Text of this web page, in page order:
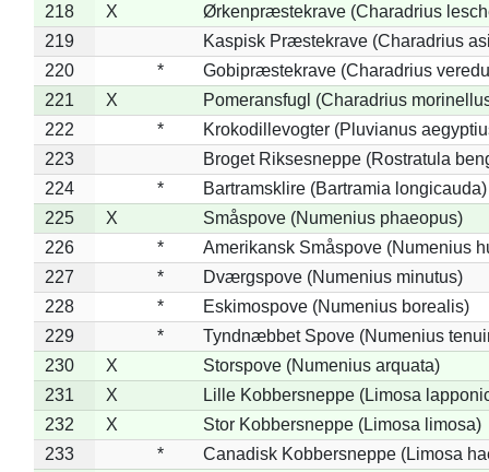
218
X
Ørkenpræstekrave (Charadrius
219
Kaspisk Præstekrave (Charadrius
220
*
Gobipræstekrave (Charadrius
221
X
Pomeransfugl (Charadrius
222
*
Krokodillevogter (Pluvianus
223
Broget Riksesneppe (Rostratula
224
*
Bartramsklire (Bartramia longicauda)
225
X
Småspove (Numenius phaeopus)
226
*
Amerikansk Småspove (Numenius
227
*
Dværgspove (Numenius minutus)
228
*
Eskimospove (Numenius borealis)
229
*
Tyndnæbbet Spove (Numenius
230
X
Storspove (Numenius arquata)
231
X
Lille Kobbersneppe (Limosa
232
X
Stor Kobbersneppe (Limosa limosa)
233
* Canadisk Kobbersneppe (Limosa